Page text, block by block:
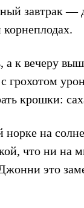
завтрак —
а к вечеру
грохотом
крошки:
на
что ни на
это